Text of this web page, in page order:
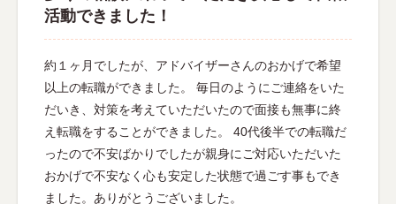
活動できました！
約１ヶ月でしたが、アドバイザーさんのおかげで希望
以上の転職ができました。 毎日のようにご連絡をいた
だいき、対策を考えていただいたので面接も無事に終
え転職をすることができました。 40代後半での転職だ
ったので不安ばかりでしたが親身にご対応いただいた
おかげで不安なく心も安定した状態で過ごす事もでき
ました。ありがとうございました。